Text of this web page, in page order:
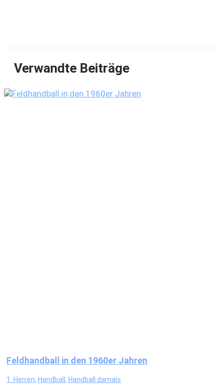
Verwandte Beiträge
Feldhandball in den 1960er Jahren
1. Herren, Handball, Handball damals